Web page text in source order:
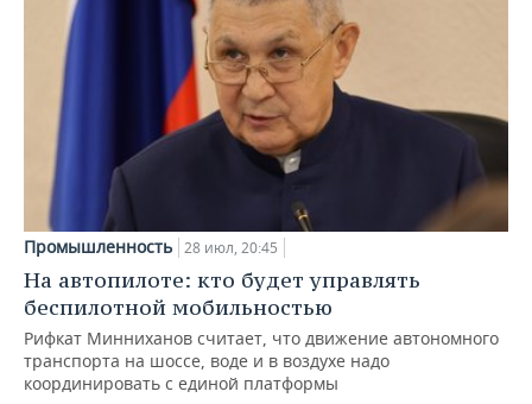
Промышленность 28 июл, 20:45
На автопилоте: кто будет управлять
беспилотной мобильностью
Рифкат Минниханов считает, что движение автономного
транспорта на шоссе, воде и в воздухе надо
координировать с единой платформы